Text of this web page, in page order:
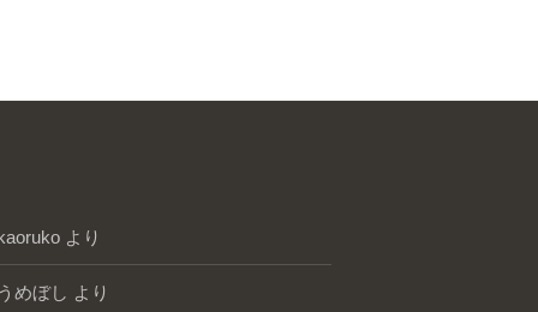
より
めぼし より